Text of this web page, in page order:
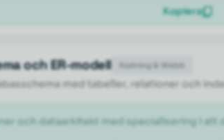
Kopiera
Kodning & Webb
och ER-modell
med tabeller, relationer och
och dataarkitekt med specialisering i